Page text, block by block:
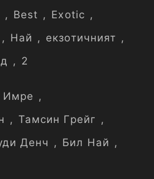
, Best , Exotic ,
, Най , екзотичният ,
, 2
Имре ,
, Тамсин Грейг ,
Денч , Бил Най ,